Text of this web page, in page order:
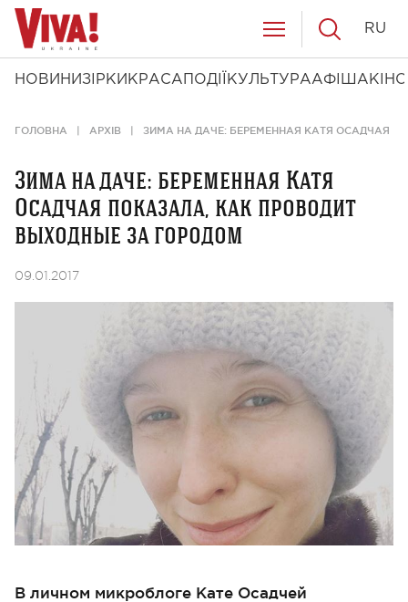
НОВИНИ ЗІРКИ КРАСА ПОДІЇ КУЛЬТУРААФІША КІНО
RU
ГОЛОВНА АРХІВ ЗИМА НА ДАЧЕ: БЕРЕМЕННАЯ КАТЯ ОСАДЧАЯ
Зима на даче: беременная Катя
Осадчая показала, как проводит
выходные за городом
09.01.2017
В личном микроблоге Кате Осадчей